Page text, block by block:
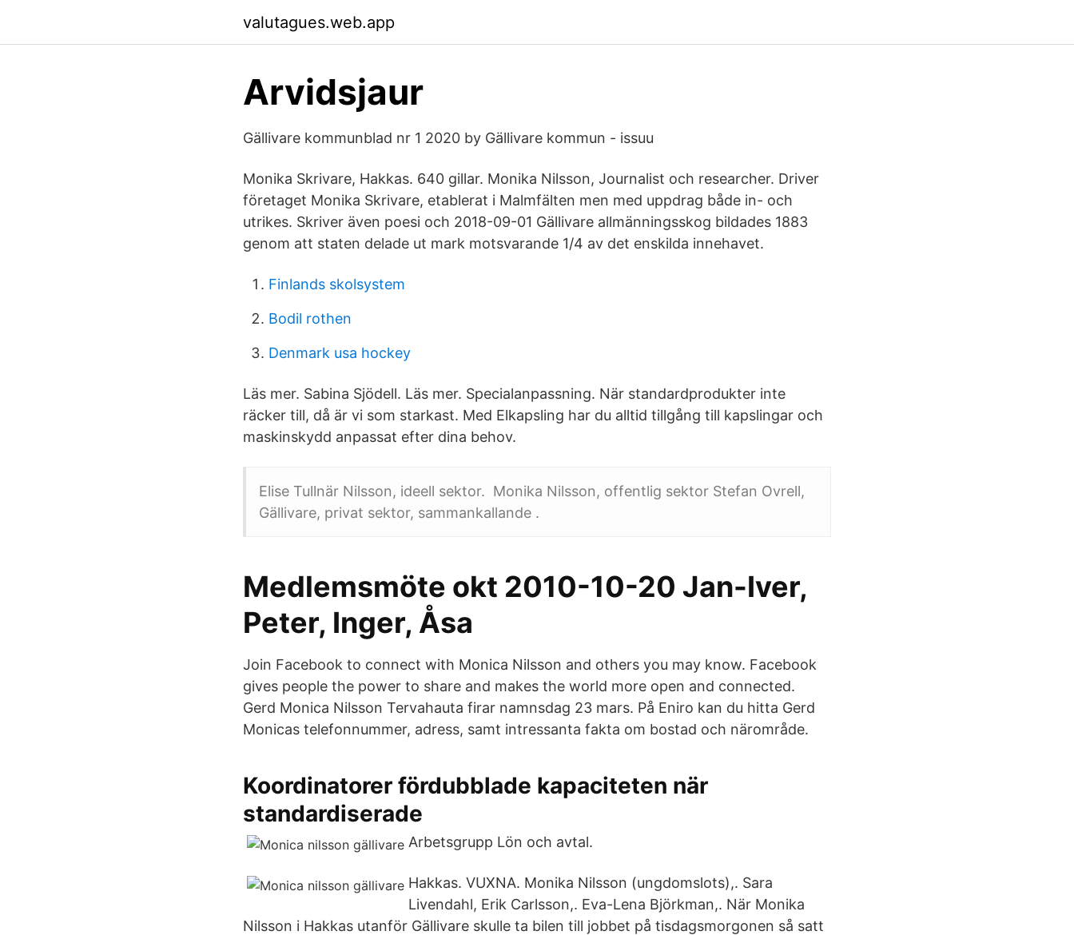
valutagues.web.app
Arvidsjaur
Gällivare kommunblad nr 1 2020 by Gällivare kommun - issuu
Monika Skrivare, Hakkas. 640 gillar. Monika Nilsson, Journalist och researcher. Driver
företaget Monika Skrivare, etablerat i Malmfälten men med uppdrag både in- och
utrikes. Skriver även poesi och 2018-09-01 Gällivare allmänningsskog bildades 1883
genom att staten delade ut mark motsvarande 1/4 av det enskilda innehavet.
Finlands skolsystem
Bodil rothen
Denmark usa hockey
Läs mer. Sabina Sjödell. Läs mer. Specialanpassning. När standardprodukter inte
räcker till, då är vi som starkast. Med Elkapsling har du alltid tillgång till kapslingar och
maskinskydd anpassat efter dina behov.
Elise Tullnär Nilsson, ideell sektor. ​ Monika Nilsson, offentlig sektor Stefan Ovrell,
Gällivare, privat sektor, sammankallande .
Medlemsmöte okt 2010-10-20 Jan-Iver,
Peter, Inger, Åsa
Join Facebook to connect with Monica Nilsson and others you may know. Facebook
gives people the power to share and makes the world more open and connected.
Gerd Monica Nilsson Tervahauta firar namnsdag 23 mars. På Eniro kan du hitta Gerd
Monicas telefonnummer, adress, samt intressanta fakta om bostad och närområde.
Koordinatorer fördubblade kapaciteten när
standardiserade
Arbetsgrupp Lön och avtal.
Hakkas. VUXNA. Monika Nilsson (ungdomslots),. Sara
Livendahl, Erik Carlsson,. Eva-Lena Björkman,. När Monika
Nilsson i Hakkas utanför Gällivare skulle ta bilen till jobbet på tisdagsmorgonen så satt